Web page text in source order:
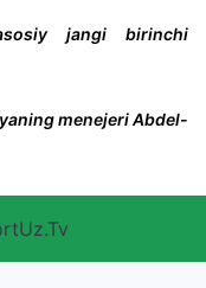
jangi birinchi
menejeri Abdel-